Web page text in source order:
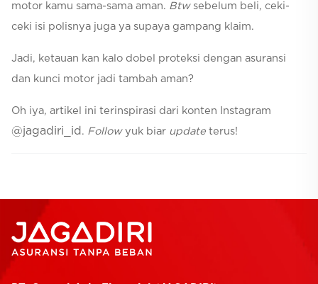
motor kamu sama-sama aman. Btwsebelum beli, ceki-
ceki isi polisnya juga ya supaya gampang klaim.
Jadi, ketauan kan kalo dobel proteksi dengan asuransi
dan kunci motor jadi tambah aman?
Oh iya, artikel ini terinspirasi dari konten Instagram
@jagadiri_id . Followyuk biar update terus!